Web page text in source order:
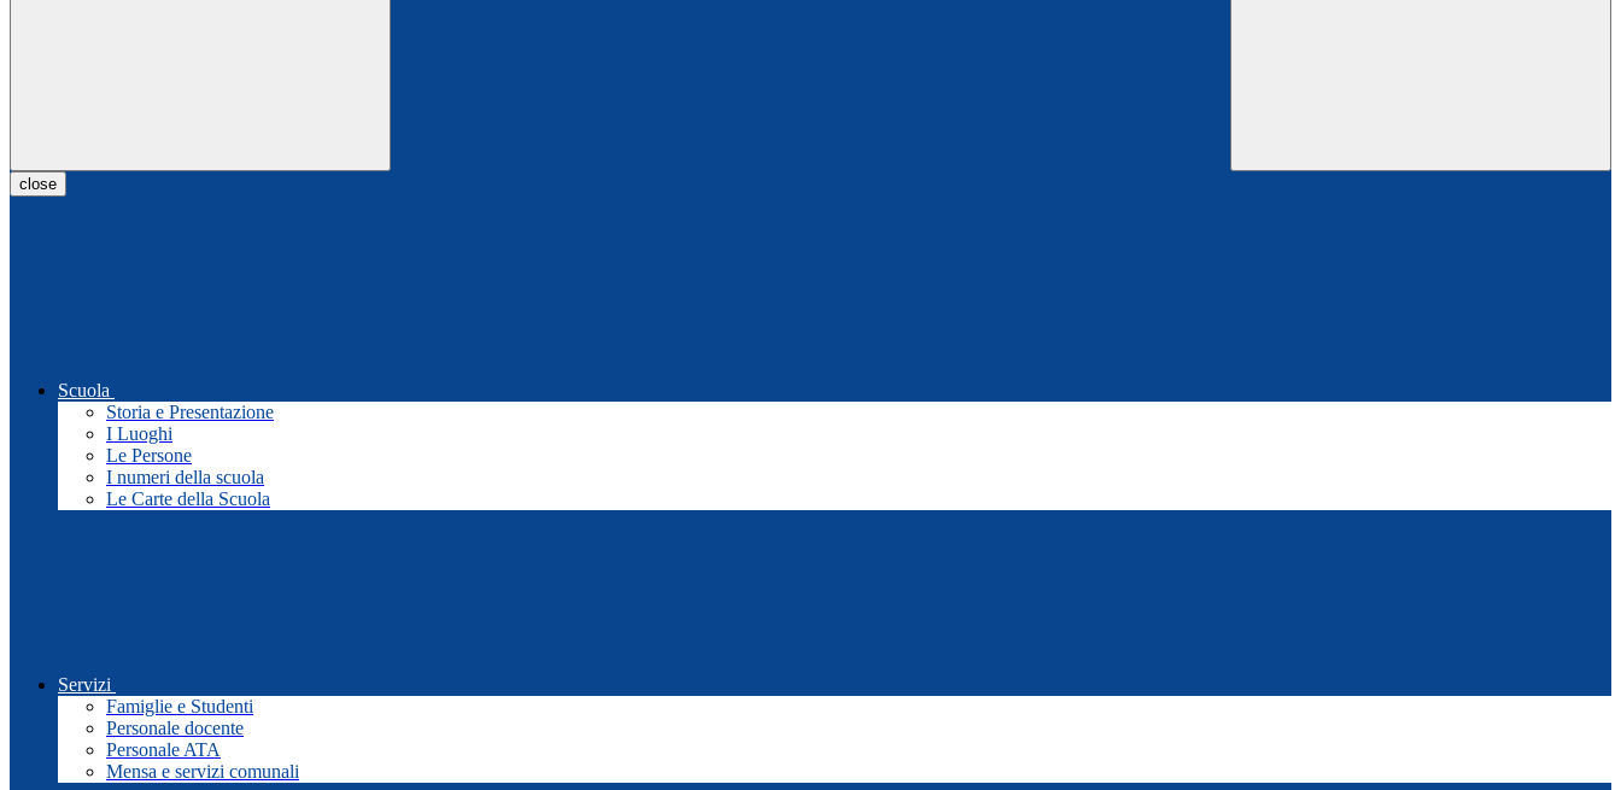
close
Scuola
Storia e Presentazione
I Luoghi
Le Persone
I numeri della scuola
Le Carte della Scuola
Servizi
Famiglie e Studenti
Personale docente
Personale ATA
Mensa e servizi comunali